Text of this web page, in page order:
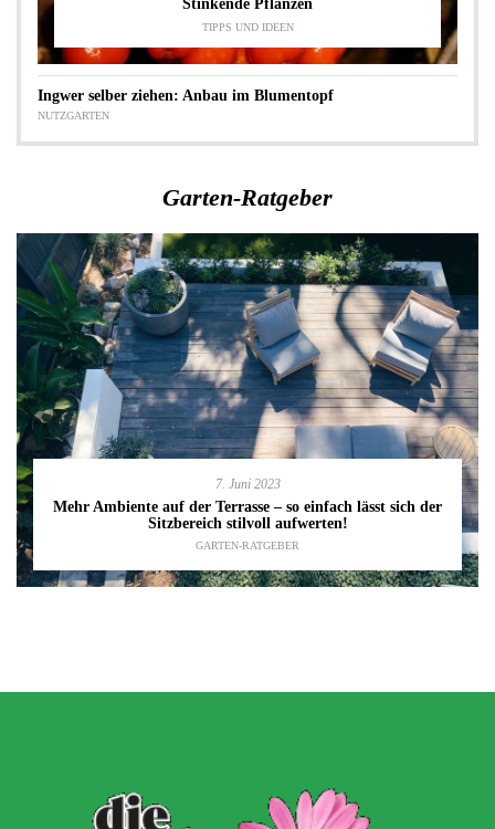
Stinkende Pflanzen
TIPPS UND IDEEN
Ingwer selber ziehen: Anbau im Blumentopf
NUTZGARTEN
Garten-Ratgeber
7. Juni 2023
Mehr Ambiente auf der Terrasse – so einfach lässt sich der
Sitzbereich stilvoll aufwerten!
GARTEN-RATGEBER